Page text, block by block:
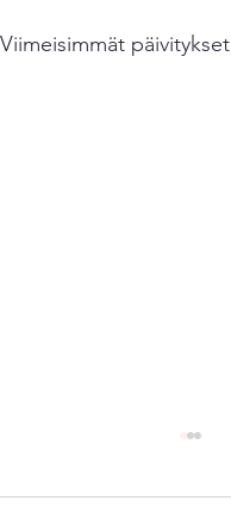
Viimeisimmät päivitykset